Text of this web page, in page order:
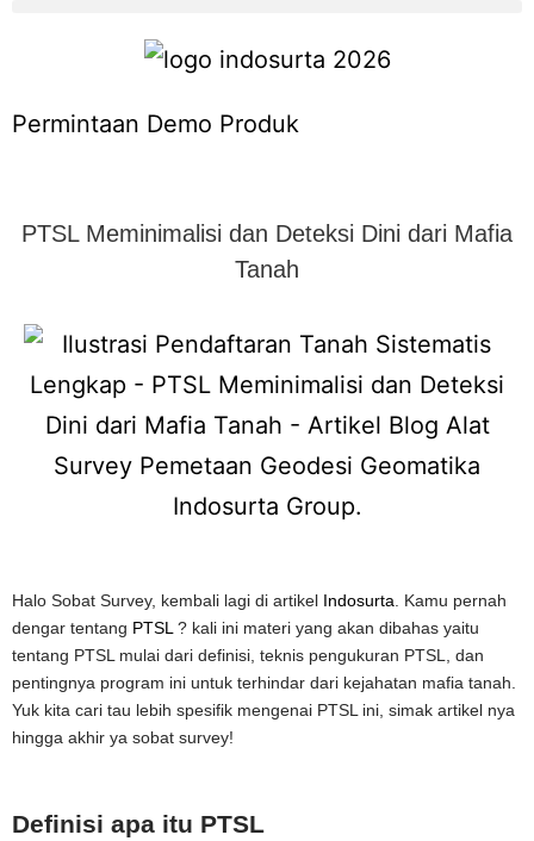
Permintaan Demo Produk
PTSL Meminimalisi dan Deteksi Dini dari Mafia
Tanah
Halo Sobat Survey, kembali lagi di artikel Indosurta . Kamu pernah
dengar tentang PTSL ? kali ini materi yang akan dibahas yaitu
tentang PTSL mulai dari definisi, teknis pengukuran PTSL, dan
pentingnya program ini untuk terhindar dari kejahatan mafia tanah.
Yuk kita cari tau lebih spesifik mengenai PTSL ini, simak artikel nya
hingga akhir ya sobat survey!
Definisi apa itu PTSL